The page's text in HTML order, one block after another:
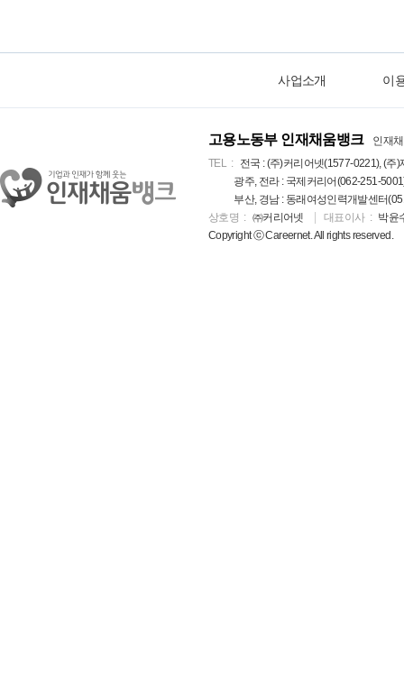
사업소개 이
고용노동부 인재채움뱅크
인재
TEL
전국 : (주)커리어넷(1577-0221), (
광주, 전라 : 국제커리어(062-251-
부산, 경남 : 동래여성인력개발센터
상호명
㈜커리어넷 대표이사
박윤
Copyright ⓒ Careernet. All rights reserved.